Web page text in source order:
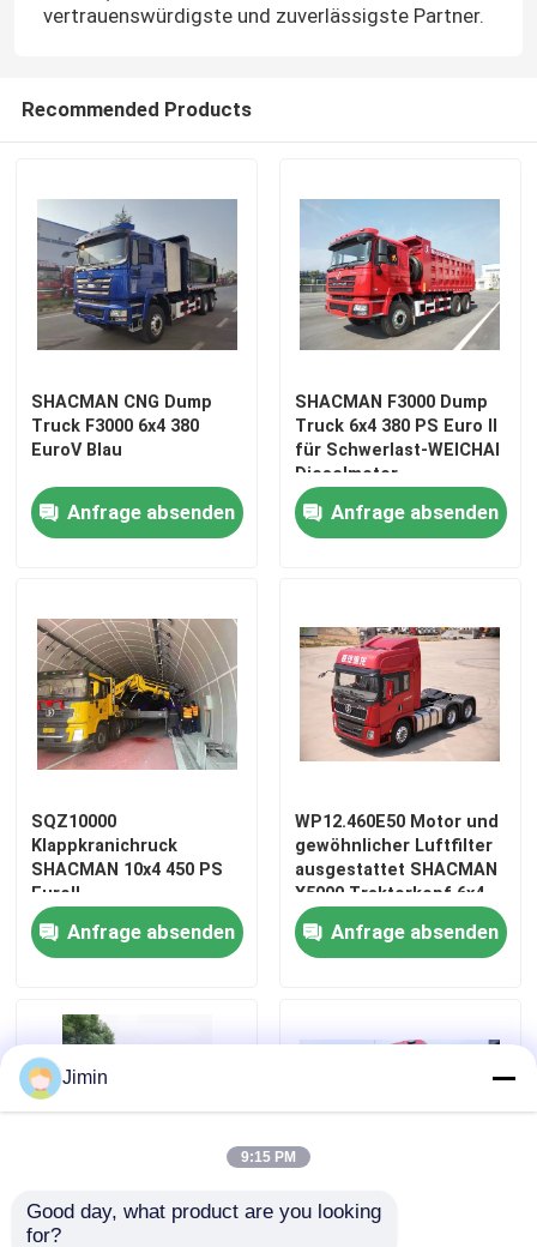
Produkte
Über uns
Qualitätskontrolle
Kontakt mit uns
Bitte um ein Angebot
Traktor-LKW
vertrauenswürdigste und zuverlässigste Partner.
Recommended Products
SHACMAN CNG Dump
Truck F3000 6x4 380
EuroV Blau
Anfrage absenden
SHACMAN F3000 Dump
Truck 6x4 380 PS Euro II
für Schwerlast-WEICHAI
Dieselmotor
Anfrage absenden
SQZ10000
Klappkranichruck
SHACMAN 10x4 450 PS
EuroII
Anfrage absenden
WP12.460E50 Motor und
gewöhnlicher Luftfilter
ausgestattet SHACMAN
X5000 Traktorkopf 6x4
460HP EuroV Rot Lkw
Traktorkopf
Anfrage absenden
Spezialfahrzeuge
Jimin
9:15 PM
Good day, what product are you looking
for?